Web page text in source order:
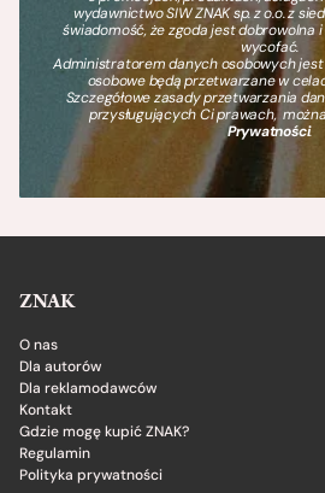
wydawnictwo SIW ZNAK sp. z o.o. z
świadomość, że zgoda jest dobrowolna
wycofać.
Administratorem danych osobowych jest
osobowe będą przetwarzane w
Szczegółowe zasady przetwarzania
przysługujących Ci prawach,
Prywatności.
ZNAK
O nas
Dla autorów
Dla reklamodawców
Kontakt
Gdzie mogę kupić ZNAK?
Regulamin
Polityka prywatności